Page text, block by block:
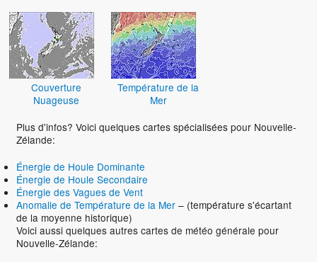
Couverture
Nuageuse
Température de la
Mer
Plus d'infos? Voici quelques cartes spécialisées pour Nouvelle-
Zélande:
Énergie de Houle Dominante
Énergie de Houle Secondaire
Énergie des Vagues de Vent
Anomalie de Température de la Mer – (température s'écartant
de la moyenne historique)
Voici aussi quelques autres cartes de météo générale pour
Nouvelle-Zélande: